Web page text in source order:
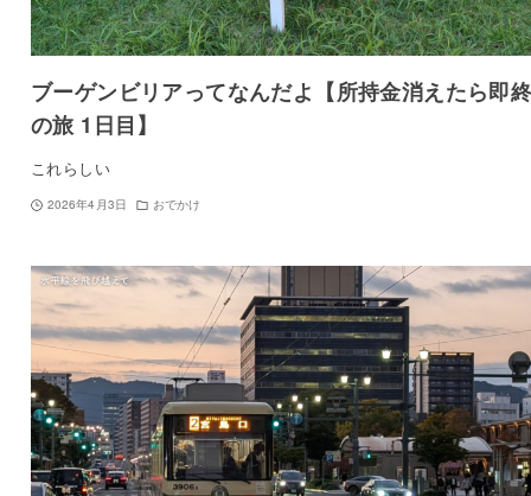
ブーゲンビリアってなんだよ【所持金消えたら即
の旅 1日目】
これらしい
2026年4月3日 おでかけ